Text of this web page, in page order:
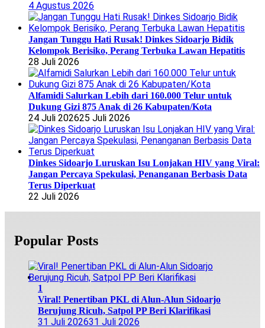
4 Agustus 2026
Jangan Tunggu Hati Rusak! Dinkes Sidoarjo Bidik
Kelompok Berisiko, Perang Terbuka Lawan Hepatitis
28 Juli 2026
Alfamidi Salurkan Lebih dari 160.000 Telur untuk
Dukung Gizi 875 Anak di 26 Kabupaten/Kota
24 Juli 202625 Juli 2026
Dinkes Sidoarjo Luruskan Isu Lonjakan HIV yang Viral:
Jangan Percaya Spekulasi, Penanganan Berbasis Data
Terus Diperkuat
22 Juli 2026
Popular Posts
1
Viral! Penertiban PKL di Alun-Alun Sidoarjo
Berujung Ricuh, Satpol PP Beri Klarifikasi
31 Juli 202631 Juli 2026